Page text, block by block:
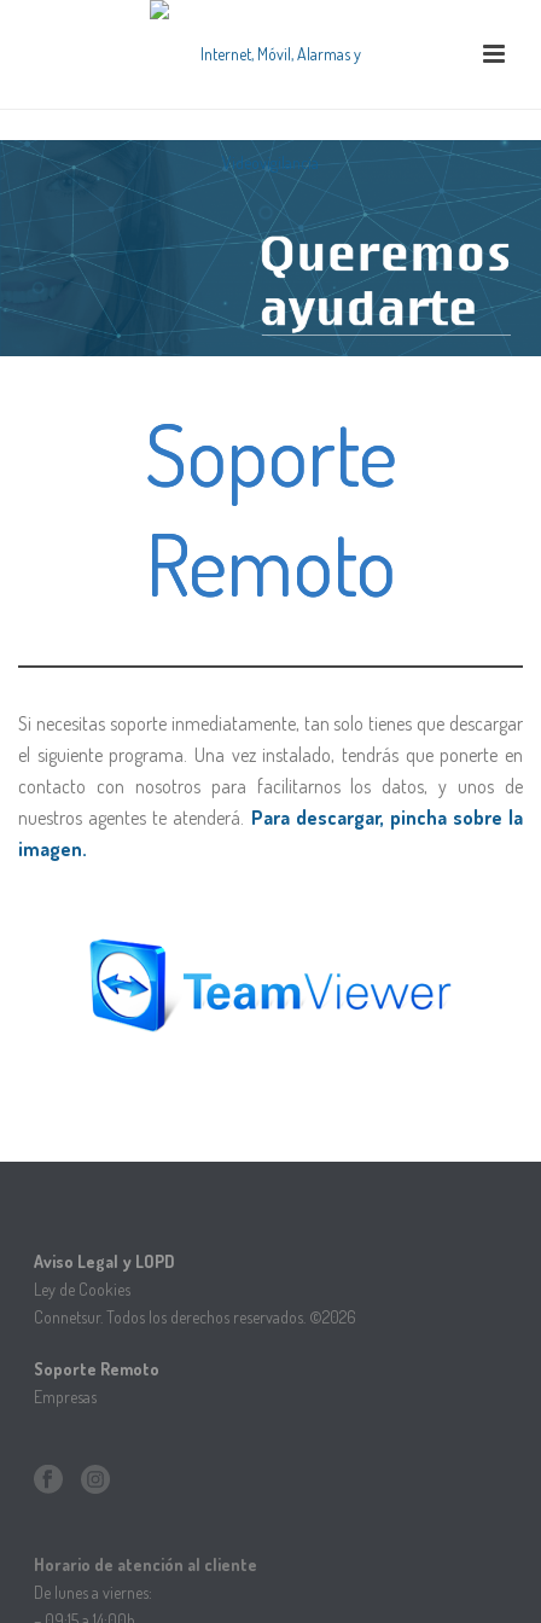
Soporte
Remoto
Si necesitas soporte inmediatamente, tan solo tienes que descargar
el siguiente programa. Una vez instalado, tendrás que ponerte en
contacto con nosotros para facilitarnos los datos, y unos de
nuestros agentes te atenderá. Para descargar, pincha sobre la
imagen.
Aviso Legal y LOPD
Ley de Cookies
Connetsur. Todos los derechos reservados. ©2026
Soporte Remoto
Empresas
Horario de atención al cliente
De lunes a viernes: